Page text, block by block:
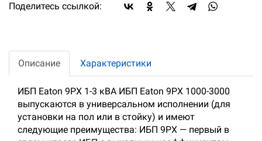
Поделитесь ссылкой:
Описание Характеристики
ИБП Eaton 9PX 1-3 кВА ИБП Eaton 9PX 1000-3000
выпускаются в универсальном исполнении (для
установки на пол или в стойку) и имеют
следующие преимущества: ИБП 9PX — первый в